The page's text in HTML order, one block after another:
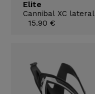
Elite
Cannibal XC lateral
15.90 €